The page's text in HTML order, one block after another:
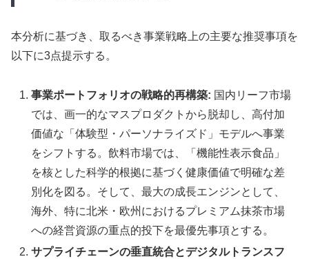
本分析に基づき、取るべき事業戦略上の主要な推奨事項を
以下に3点提示する。
事業ポートフォリオの戦略的再構築: 国内リーフ市場
では、画一的なマスプロダクトから脱却し、高付加
価値な「体験型・パーソナライズド」モデルへ事業
をシフトする。飲料市場では、「機能性表示食品」
を核とした科学的根拠に基づく健康価値で明確な差
別化を図る。そして、最大の成長エンジンとして、
海外、特に北米・欧州におけるプレミアム抹茶市場
への経営資源の重点的投下を最優先事項とする。
サプライチェーンの垂直統合とデジタルトランスフ